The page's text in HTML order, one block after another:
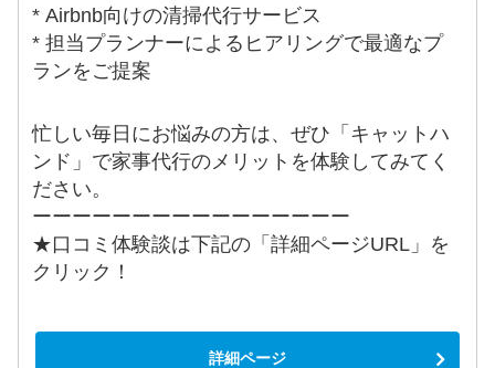
* Airbnb向けの清掃代行サービス
* 担当プランナーによるヒアリングで最適なプ
ランをご提案
忙しい毎日にお悩みの方は、ぜひ「キャットハ
ンド」で家事代行のメリットを体験してみてく
ださい。
ーーーーーーーーーーーーーーーー
★口コミ体験談は下記の「詳細ページURL」を
クリック！
詳細ページ